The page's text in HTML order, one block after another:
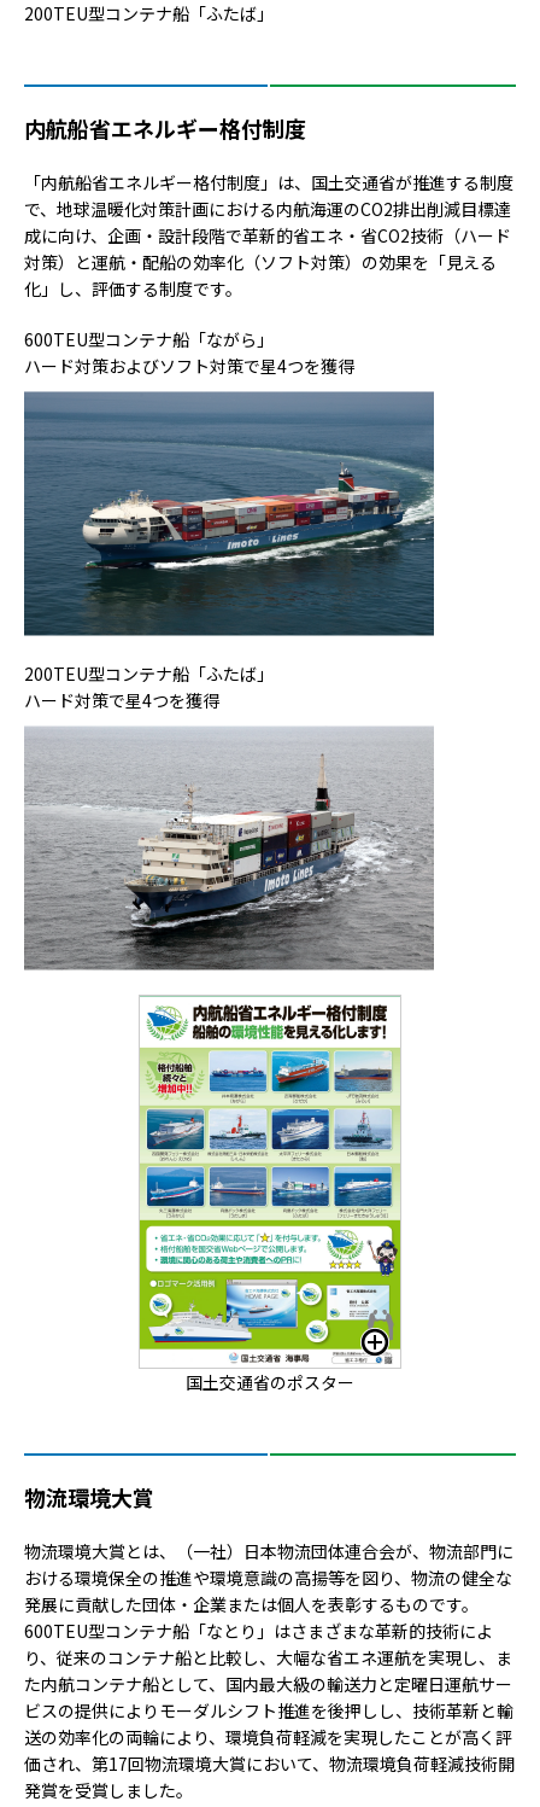
200TEU型コンテナ船「ふたば」
内航船省エネルギー格付制度
「内航船省エネルギー格付制度」は、国土交通省が推進する制度
で、地球温暖化対策計画における内航海運のCO2排出削減目標達
成に向け、企画・設計段階で革新的省エネ・省CO2技術（ハード
対策）と運航・配船の効率化（ソフト対策）の効果を「見える
化」し、評価する制度です。
600TEU型コンテナ船「ながら」
ハード対策およびソフト対策で星4つを獲得
200TEU型コンテナ船「ふたば」
ハード対策で星4つを獲得
国土交通省のポスター
物流環境大賞
物流環境大賞とは、（一社）日本物流団体連合会が、物流部門に
おける環境保全の推進や環境意識の高揚等を図り、物流の健全な
発展に貢献した団体・企業または個人を表彰するものです。
600TEU型コンテナ船「なとり」はさまざまな革新的技術によ
り、従来のコンテナ船と比較し、大幅な省エネ運航を実現し、ま
た内航コンテナ船として、国内最大級の輸送力と定曜日運航サー
ビスの提供によりモーダルシフト推進を後押しし、技術革新と輸
送の効率化の両輪により、環境負荷軽減を実現したことが高く評
価され、第17回物流環境大賞において、物流環境負荷軽減技術開
発賞を受賞しました。